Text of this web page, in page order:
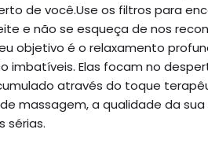
de você.Use os filtros para
e não se esqueça de nos
objetivo é o relaxamento
imbatíveis. Elas focam no
através do toque
massagem, a qualidade da
sérias.